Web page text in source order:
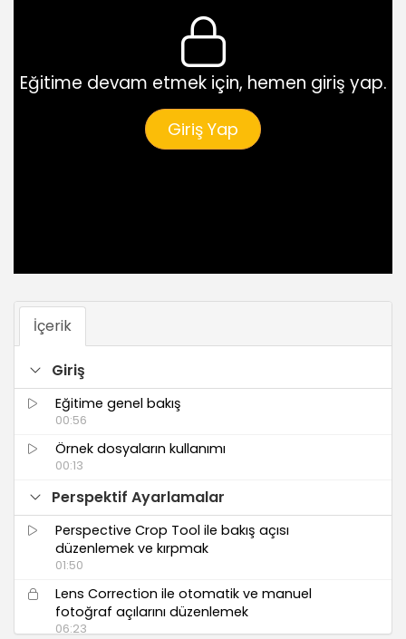
Eğitime devam etmek için, hemen giriş yap.
Giriş Yap
İçerik
Giriş
Eğitime genel bakış
00:56
Örnek dosyaların kullanımı
00:13
Perspektif Ayarlamalar
Perspective Crop Tool ile bakış açısı
düzenlemek ve kırpmak
01:50
Lens Correction ile otomatik ve manuel
fotoğraf açılarını düzenlemek
06:23